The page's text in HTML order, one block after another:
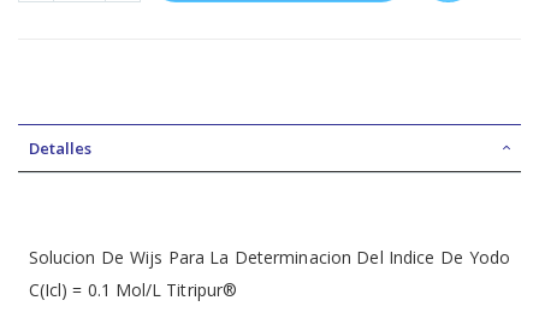
Detalles
Solucion De Wijs Para La Determinacion Del Indice De Yodo
C(Icl) = 0.1 Mol/L Titripur®